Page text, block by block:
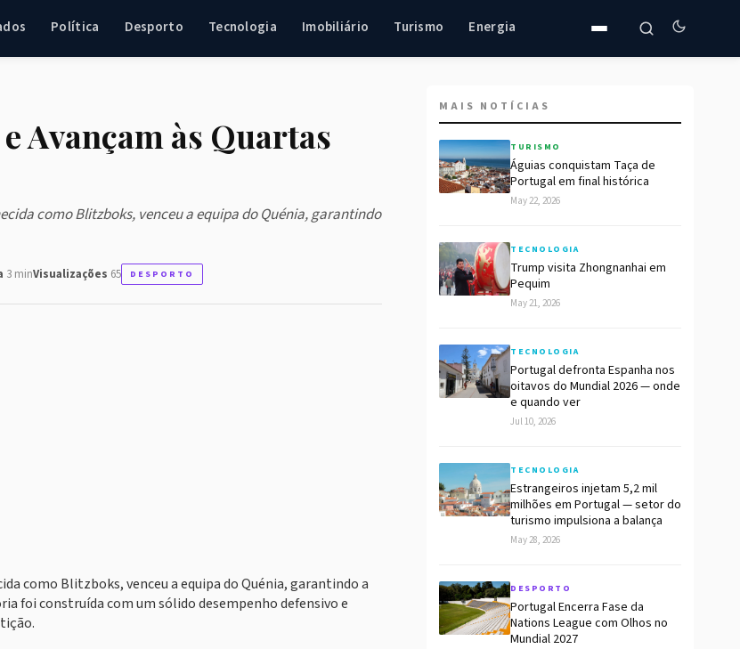
Política Desporto Tecnologia Imobiliário Turismo Energia
Avançam às Quartas
como Blitzboks, venceu a equipa do Quénia, garantindo
3 minVisualizações 65 DESPORTO
como Blitzboks, venceu a equipa do Quénia, garantindo a
foi construída com um sólido desempenho defensivo e
MAIS NOTÍCIAS
TURISMO
Águias conquistam Taça de
Portugal em final histórica
May 22, 2026
TECNOLOGIA
Trump visita Zhongnanhai em
Pequim
May 21, 2026
TECNOLOGIA
Portugal defronta Espanha nos
oitavos do Mundial 2026 — onde
e quando ver
Jul 10, 2026
TECNOLOGIA
Estrangeiros injetam 5,2 mil
milhões em Portugal — setor do
turismo impulsiona a balança
May 28, 2026
DESPORTO
Portugal Encerra Fase da
Nations League com Olhos no
Mundial 2027